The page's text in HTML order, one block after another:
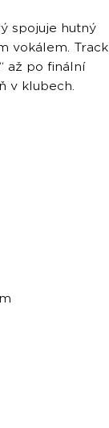
spojuje hutný
vokálem. Track
až po finální
v klubech.